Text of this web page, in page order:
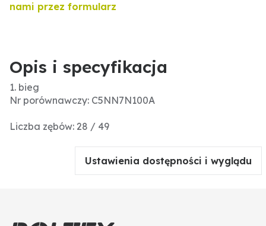
nami przez formularz
Opis i specyfikacja
1. bieg
Nr porównawczy: C5NN7N100A
Liczba zębów: 28 / 49
Ustawienia dostępności i wyglądu